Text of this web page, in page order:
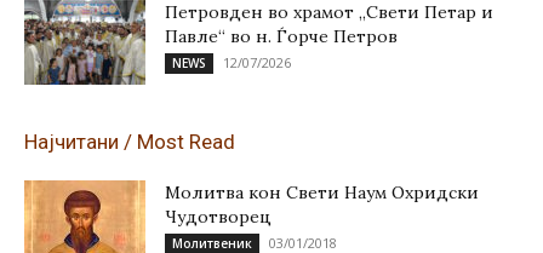
Петровден во храмот „Свети Петар и
Павле“ во н. Ѓорче Петров
NEWS 12/07/2026
Најчитани / Most Read
Молитва кон Свети Наум Охридски
Чудотворец
Молитвеник 03/01/2018